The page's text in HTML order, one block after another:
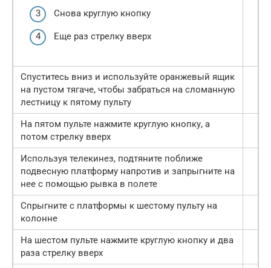
Снова круглую кнопку
Еще раз стрелку вверх
Спуститесь вниз и используйте оранжевый ящик
на пустом тягаче, чтобы забраться на сломанную
лестницу к пятому пульту
На пятом пульте нажмите круглую кнопку, а
потом стрелку вверх
Используя телекинез, подтяните поближе
подвесную платформу напротив и запрыгните на
нее с помощью рывка в полете
Спрыгните с платформы к шестому пульту на
колонне
На шестом пульте нажмите круглую кнопку и два
раза стрелку вверх